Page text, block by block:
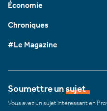
Économie
Chroniques
#Le Magazine
Soumettre un sujet
Vous avez un sujet intéressant en